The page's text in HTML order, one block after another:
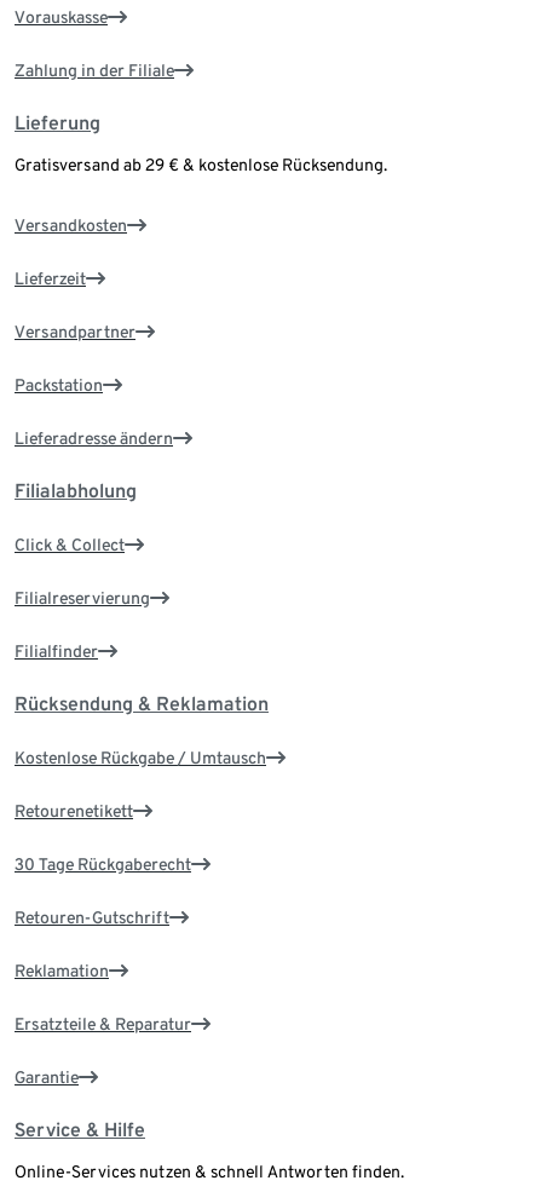
Vorauskasse
Zahlung in der Filiale
Lieferung
Gratisversand ab 29 € & kostenlose Rücksendung.
Versandkosten
Lieferzeit
Versandpartner
Packstation
Lieferadresse ändern
Filialabholung
Click & Collect
Filialreservierung
Filialfinder
Rücksendung & Reklamation
Kostenlose Rückgabe / Umtausch
Retourenetikett
30 Tage Rückgaberecht
Retouren-Gutschrift
Reklamation
Ersatzteile & Reparatur
Garantie
Service & Hilfe
Online-Services nutzen & schnell Antworten finden.